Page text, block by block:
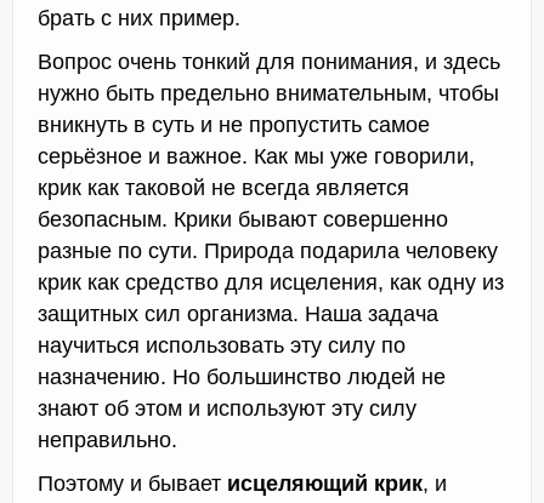
брать с них пример.
Вопрос очень тонкий для понимания, и здесь
нужно быть предельно внимательным, чтобы
вникнуть в суть и не пропустить самое
серьёзное и важное. Как мы уже говорили,
крик как таковой не всегда является
безопасным. Крики бывают совершенно
разные по сути. Природа подарила человеку
крик как средство для исцеления, как одну из
защитных сил организма. Наша задача
научиться использовать эту силу по
назначению. Но большинство людей не
знают об этом и используют эту силу
неправильно.
Поэтому и бывает исцеляющий крик, и